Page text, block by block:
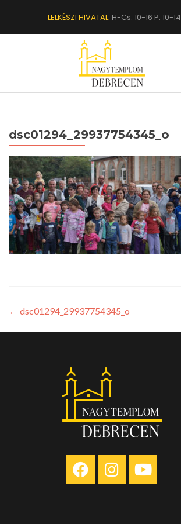
LELKÉSZI HIVATAL: H-Cs: 10-16 P: 10-14
dsc01294_29937754345_o
← dsc01294_29937754345_o